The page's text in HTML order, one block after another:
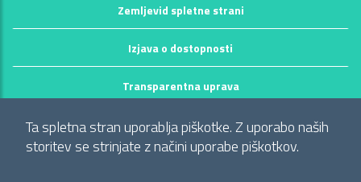
Ta spletna stran uporablja piškotke. Z uporabo naših
storitev se strinjate z načini uporabe piškotkov.
Zemljevid spletne strani
Izjava o dostopnosti
Transparentna uprava
©2026 GECT GO / EZTS GO
Realizzato da infoFactory Web Agency.